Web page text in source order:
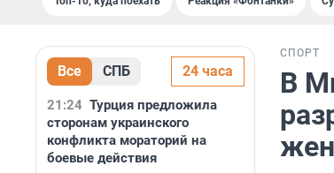
Все СПБ 24 часа
21:24 Турция предложила
сторонам украинского
конфликта мораторий на
боевые действия
СПОРТ
В